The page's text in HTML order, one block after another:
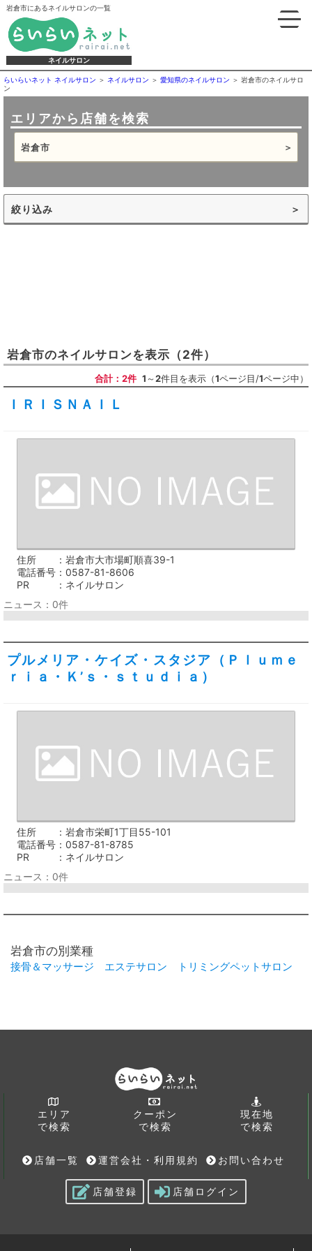
岩倉市にあるネイルサロンの一覧
ネイルサロン
らいらいネット ネイルサロン ネイルサロン 愛知県のネイルサロン
岩倉市のネイルサロ
ン
エリアから店舗を検索
岩倉市
絞り込み
岩倉市のネイルサロンを表示 （2件）
合計：2件 1～2件目を表示（1ページ目/1ページ中）
ＩＲＩＳＮＡＩＬ
住所
岩倉市大市場町順喜39-1
電話番号
0587-81-8606
PR
ネイルサロン
ニュース：0件
プルメリア・ケイズ・スタジア（Ｐｌｕｍｅ
ｒｉａ・Ｋ’ｓ・ｓｔｕｄｉａ）
住所
岩倉市栄町1丁目55-101
電話番号
0587-81-8785
PR
ネイルサロン
ニュース：0件
岩倉市の別業種
接骨＆マッサージ エステサロン トリミングペットサロン
エリア
で検索
クーポン
で検索
現在地
で検索
店舗一覧 運営会社・利用規約 お問い合わせ
店舗登録 店舗ログイン